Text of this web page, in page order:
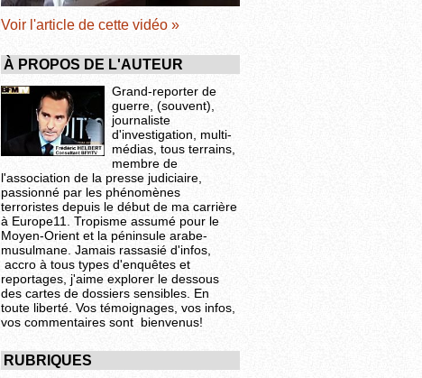
Voir l'article de cette vidéo »
À PROPOS DE L'AUTEUR
Grand-reporter de
guerre, (souvent),
journaliste
d'investigation, multi-
médias, tous terrains,
membre de
l'association de la presse judiciaire,
passionné par les phénomènes
terroristes depuis le début de ma carrière
à Europe11. Tropisme assumé pour le
Moyen-Orient et la péninsule arabe-
musulmane. Jamais rassasié d'infos,
accro à tous types d'enquêtes et
reportages, j'aime explorer le dessous
des cartes de dossiers sensibles. En
toute liberté. Vos témoignages, vos infos,
vos commentaires sont bienvenus!
RUBRIQUES